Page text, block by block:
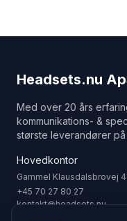
Headsets.nu
Med over 20 års
kommunikations- &
største leverandører
Hovedkontor
Gammel Klausdalsbrovej
+45 70 27 80 27
kontakt@headsets.nu